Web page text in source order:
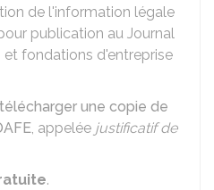
de l'information légale
publication au Journal
fondations d'entreprise
télécharger une copie de
, appelée justificatif de
.